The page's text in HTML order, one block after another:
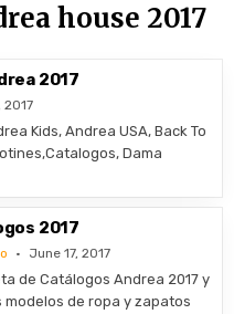
house 2017
2017
2017
Kids, Andrea USA, Back To
Dama
2017
June 17, 2017
de Catálogos Andrea 2017 y
de ropa y zapatos